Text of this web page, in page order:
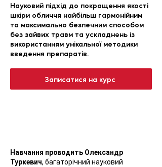
Записатися на курс
Науковий підхід до покращення якості
шкіри обличчя найбільш гармонійним
та максимально безпечним способом
без зайвих травм та ускладнень із
використанням унікальної методики
введення препаратів.
Навчання проводить Олександр
Туркевич, багаторічний науковий